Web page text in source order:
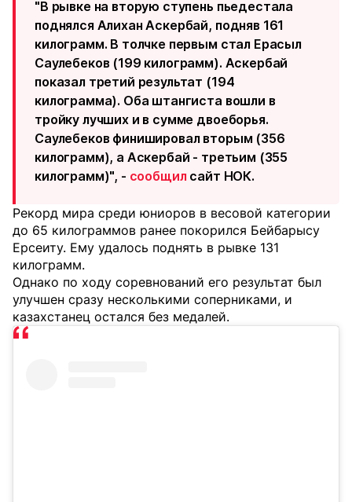
"В рывке на вторую ступень пьедестала
поднялся Алихан Аскербай, подняв 161
килограмм. В толчке первым стал Ерасыл
Саулебеков (199 килограмм). Аскербай
показал третий результат (194
килограмма). Оба штангиста вошли в
тройку лучших и в сумме двоеборья.
Саулебеков финишировал вторым (356
килограмм), а Аскербай - третьим (355
килограмм)", - сообщил сайт НОК.
Рекорд мира среди юниоров в весовой категории
до 65 килограммов ранее покорился Бейбарысу
Ерсеиту. Ему удалось поднять в рывке 131
килограмм.
Однако по ходу соревнований его результат был
улучшен сразу несколькими соперниками, и
казахстанец остался без медалей.